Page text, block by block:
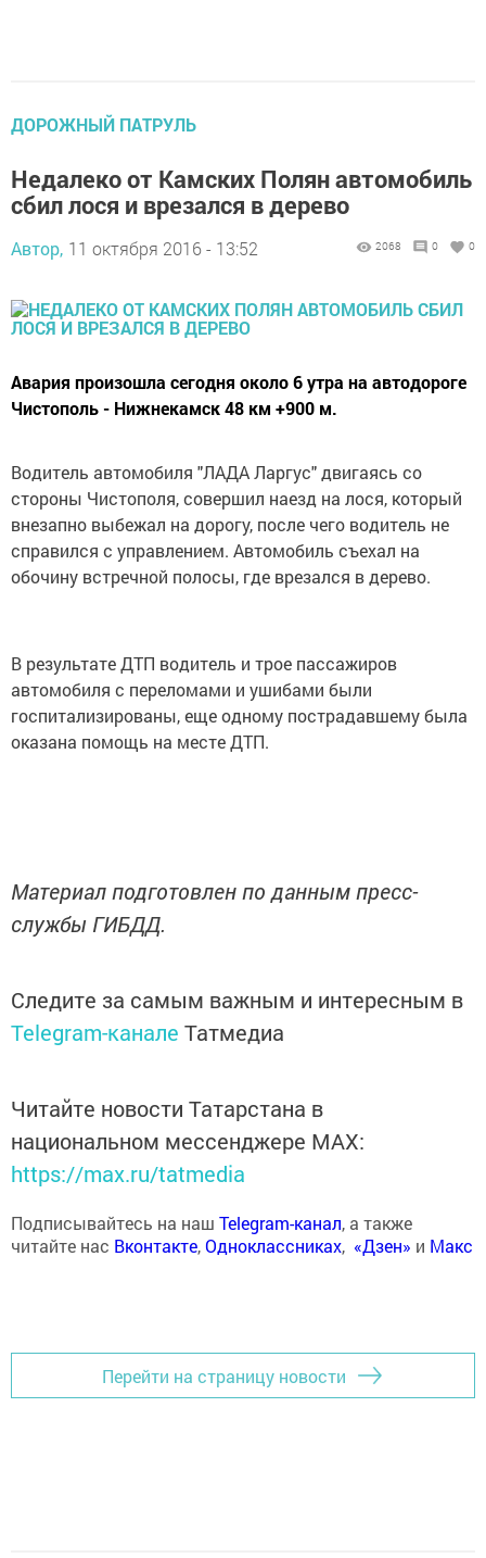
ДОРОЖНЫЙ ПАТРУЛЬ
Недалеко от Камских Полян автомобиль
сбил лося и врезался в дерево
Автор, 11 октября 2016 - 13:52 2068 0 0
Авария произошла сегодня около 6 утра на автодороге
Чистополь - Нижнекамск 48 км +900 м.
Водитель автомобиля "ЛАДА Ларгус" двигаясь со
стороны Чистополя, совершил наезд на лося, который
внезапно выбежал на дорогу, после чего водитель не
справился с управлением. Автомобиль съехал на
обочину встречной полосы, где врезался в дерево.
В результате ДТП водитель и трое пассажиров
автомобиля с переломами и ушибами были
госпитализированы, еще одному пострадавшему была
оказана помощь на месте ДТП.
Материал подготовлен по данным пресс-
службы ГИБДД.
Следите за самым важным и интересным в
Telegram-канале Татмедиа
Читайте новости Татарстана в
национальном мессенджере MАХ:
https://max.ru/tatmedia
Подписывайтесь на наш Telegram-канал, а также
читайте нас Вконтакте,Одноклассниках, «Дзен» и Макс
Перейти на страницу новости